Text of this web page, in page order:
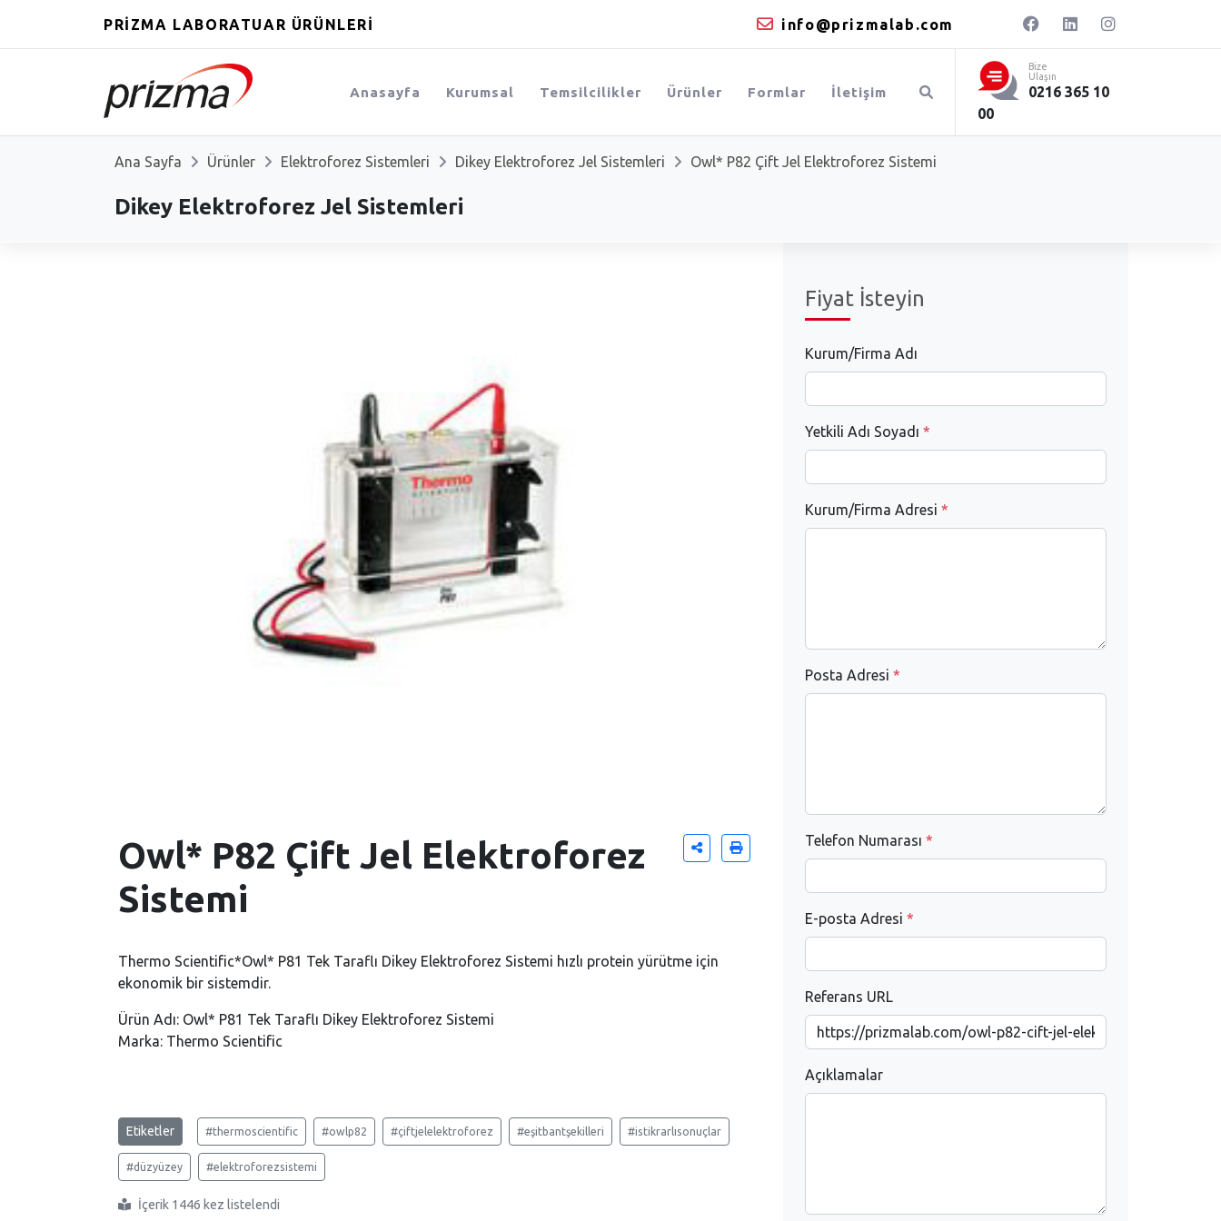
PRİZMA LABORATUAR ÜRÜNLERİ info@prizmalab.com
Anasayfa Kurumsal Temsilcilikler Ürünler Formlar İletişim
Bize
Ulaşın
0216 365 10
00
Ana Sayfa Ürünler Elektroforez Sistemleri Dikey Elektroforez Jel Sistemleri Owl* P82 Çift Jel Elektroforez Sistemi
Dikey Elektroforez Jel Sistemleri
Owl* P82 Çift Jel Elektroforez
Sistemi
Thermo Scientific*Owl* P81 Tek Taraflı Dikey Elektroforez Sistemi hızlı protein yürütme için
ekonomik bir sistemdir.
Ürün Adı: Owl* P81 Tek Taraflı Dikey Elektroforez Sistemi
Marka: Thermo Scientific
Etiketler #thermoscientific #owlp82 #çiftjelelektroforez #eşitbantşekilleri #istikrarlısonuçlar
#düzyüzey #elektroforezsistemi
İçerik 1446 kez listelendi
Fiyat İsteyin
Kurum/Firma Adı
Yetkili Adı Soyadı *
Kurum/Firma Adresi *
Posta Adresi *
Telefon Numarası *
E-posta Adresi *
Referans URL
Açıklamalar